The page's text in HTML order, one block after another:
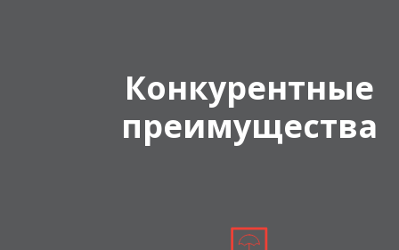
Конкурентные
преимущества